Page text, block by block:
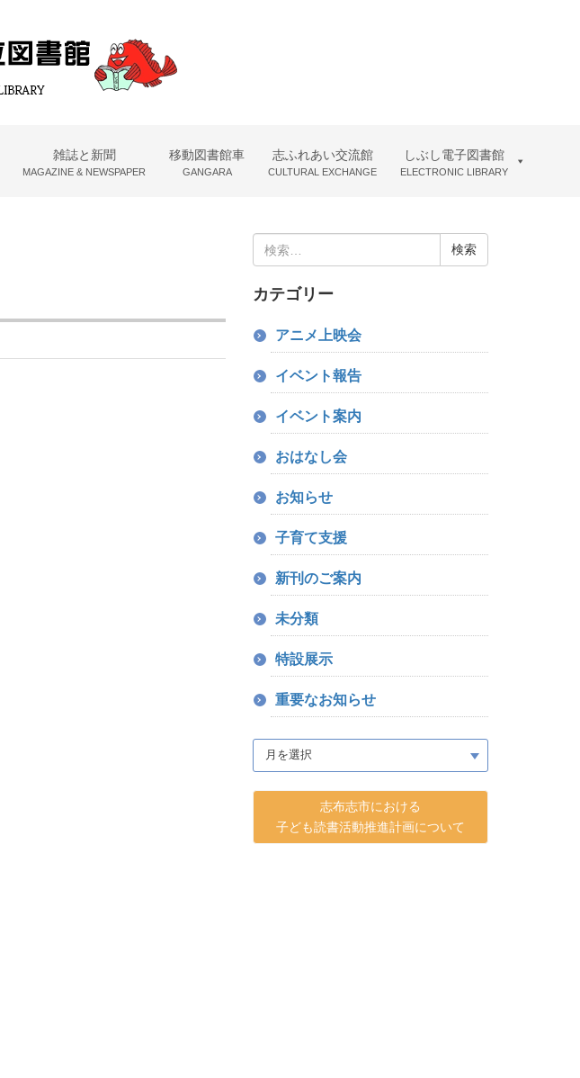
雑誌と新聞
MAGAZINE & NEWSPAPER
移動図書館車
GANGARA
志ふれあい交流館
CULTURAL EXCHANGE
しぶし電子図書館
ELECTRONIC LIBRARY
索:
カテゴリー
アニメ上映会
イベント報告
イベント案内
おはなし会
お知らせ
子育て支援
新刊のご案内
未分類
特設展示
重要なお知らせ
志布志市における
子ども読書活動推進計画について